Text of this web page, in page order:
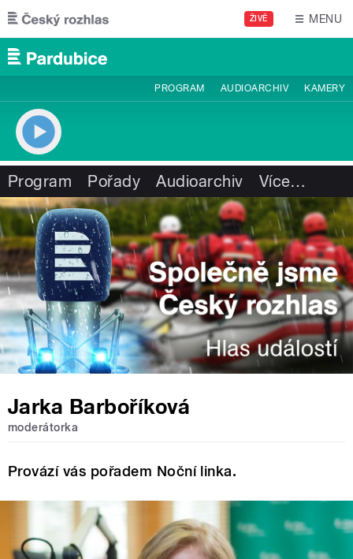
Přejít k hlavnímu obsahu
ŽIVĚ MENU
PROGRAM AUDIOARCHIV KAMERY
Program Pořady Audioarchiv Více…
Jarka Barboříková
moderátorka
Provází vás pořadem Noční linka.